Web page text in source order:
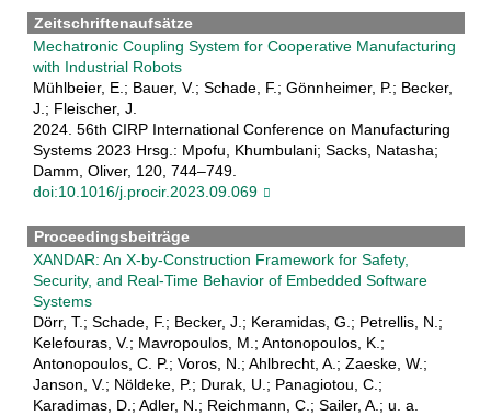
Zeitschriftenaufsätze
Mechatronic Coupling System for Cooperative Manufacturing
with Industrial Robots
Mühlbeier, E.; Bauer, V.; Schade, F.; Gönnheimer, P.; Becker,
J.; Fleischer, J.
2024. 56th CIRP International Conference on Manufacturing
Systems 2023 Hrsg.: Mpofu, Khumbulani; Sacks, Natasha;
Damm, Oliver, 120, 744–749.
doi:10.1016/j.procir.2023.09.069
Proceedingsbeiträge
XANDAR: An X-by-Construction Framework for Safety,
Security, and Real-Time Behavior of Embedded Software
Systems
Dörr, T.; Schade, F.; Becker, J.; Keramidas, G.; Petrellis, N.;
Kelefouras, V.; Mavropoulos, M.; Antonopoulos, K.;
Antonopoulos, C. P.; Voros, N.; Ahlbrecht, A.; Zaeske, W.;
Janson, V.; Nöldeke, P.; Durak, U.; Panagiotou, C.;
Karadimas, D.; Adler, N.; Reichmann, C.; Sailer, A.; u. a.